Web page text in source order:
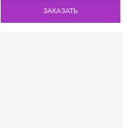
ЗАКАЗАТЬ